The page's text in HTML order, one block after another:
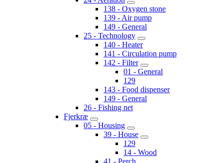
138 - Oxygen stone
139 - Air pump
149 - General
25 - Technology
140 - Heater
141 - Circulation pump
142 - Filter
01 - General
129
143 - Food dispenser
149 - General
26 - Fishing net
Fjerkræ
05 - Housing
39 - House
129
14 - Wood
41 - Perch